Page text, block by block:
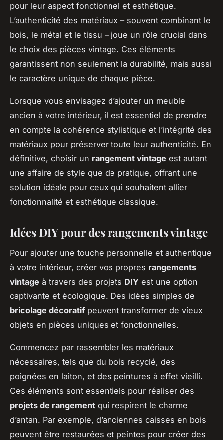
pour leur aspect fonctionnel et esthétique.
L’authenticité des matériaux – souvent combinant le
bois, le métal et le tissu – joue un rôle crucial dans
le choix des pièces vintage. Ces éléments
garantissent non seulement la durabilité, mais aussi
le caractère unique de chaque pièce.
Lorsque vous envisagez d’ajouter un meuble
ancien à votre intérieur, il est essentiel de prendre
en compte la cohérence stylistique et l’intégrité des
matériaux pour préserver toute leur authenticité. En
définitive, choisir un rangement vintage est autant
une affaire de style que de pratique, offrant une
solution idéale pour ceux qui souhaitent allier
fonctionnalité et esthétique classique.
Idées DIY pour des rangements vintage
Pour ajouter une touche personnelle et authentique
à votre intérieur, créer vos propres rangements
vintage à travers des projets DIY est une option
captivante et écologique. Des idées simples de
bricolage décoratifpeuvent transformer de vieux
objets en pièces uniques et fonctionnelles.
Commencez par rassembler les matériaux
nécessaires, tels que du bois recyclé, des
poignées en laiton, et des peintures à effet vieilli.
Ces éléments sont essentiels pour réaliser des
projets de rangement qui respirent le charme
d’antan. Par exemple, d’anciennes caisses en bois
peuvent être restaurées et peintes pour créer des